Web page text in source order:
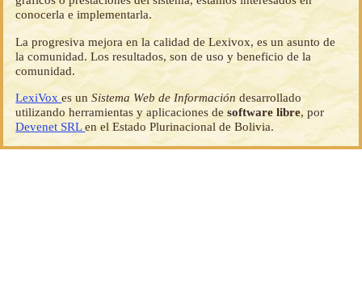
conocerla e implementarla.
La progresiva mejora en la calidad de Lexivox, es un asunto de
la comunidad. Los resultados, son de uso y beneficio de la
comunidad.
LexiVoxes unSistema Web de Información desarrollado
utilizando herramientas y aplicaciones desoftware libre, por
Devenet SRLen el Estado Plurinacional de Bolivia.